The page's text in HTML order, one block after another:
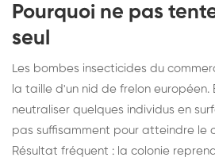
Pourquoi ne pas
seul
Les bombes insecticides du
la taille d'un nid de frelon européen.
neutraliser quelques individus en
pas suffisamment pour atteindre le
Résultat fréquent : la colonie